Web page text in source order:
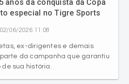
anos da conquista da Copa
especial no Tigre Sports
02/06/2026 11:08
ex-dirigentes e demais
da campanha que garantiu
de sua história.